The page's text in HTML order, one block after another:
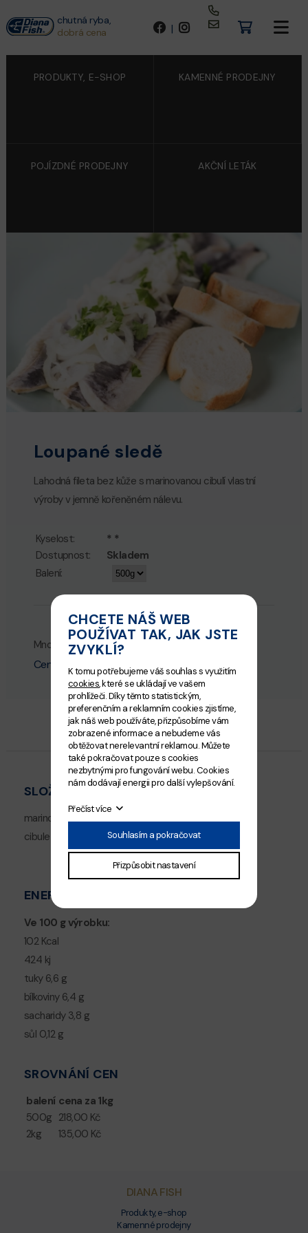
chutná ryba,
dobrá cena
|
PRODUKTY, E-SHOP KAMENNÉ PRODEJNY
POJÍZDNÉ PRODEJNY AKČNÍ LETÁK
Loupané sledě
Lahodná fileta bez kůže s marinovanou cibulí vlastní
výroby v jemně kořeněném nálevu.
Kyselost:
* *
Dostupnost:
Skladem
Balení:
Množství
Cena:
SLOŽENÍ
marinované sleďové filety 54,5%
cibule
ENERGETICKÉ HODNOTY
Ve 100 g výrobku:
102 Kcal
424 kj
tuky 6,6 g
bílkoviny 6,4 g
sacharidy 3,8 g
sůl 0,12 g
SROVNÁNÍ CEN
balení cena za 1kg
500g 218,00 Kč
2kg
135,00 Kč
DIANA FISH
Produkty, e-shop
Kamenné prodejny
CHCETE NÁŠ WEB
POUŽÍVAT TAK, JAK JSTE
ZVYKLÍ?
K tomu potřebujeme váš souhlas s využitím
cookies, které se ukládají ve vašem
prohlížeči. Díky těmto statistickým,
preferenčním a reklamním cookies zjistíme,
jak náš web používáte, přizpůsobíme vám
zobrazené informace a nebudeme vás
obtěžovat nerelevantní reklamou. Můžete
také pokračovat pouze s cookies
nezbytnými pro fungování webu. Cookies
nám dodávají energii pro další vylepšování.
Přečíst více
Souhlasím a pokračovat
Přizpůsobit nastavení